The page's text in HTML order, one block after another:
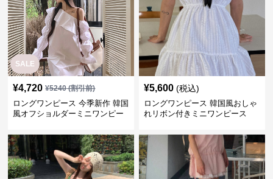
SALE
¥4,720 ¥5240(割引前)
ロングワンピース 今季新作 韓国
風オフショルダーミニワンピー
¥5,600 (税込)
ロングワンピース 韓国風おしゃ
れリボン付きミニワンピース